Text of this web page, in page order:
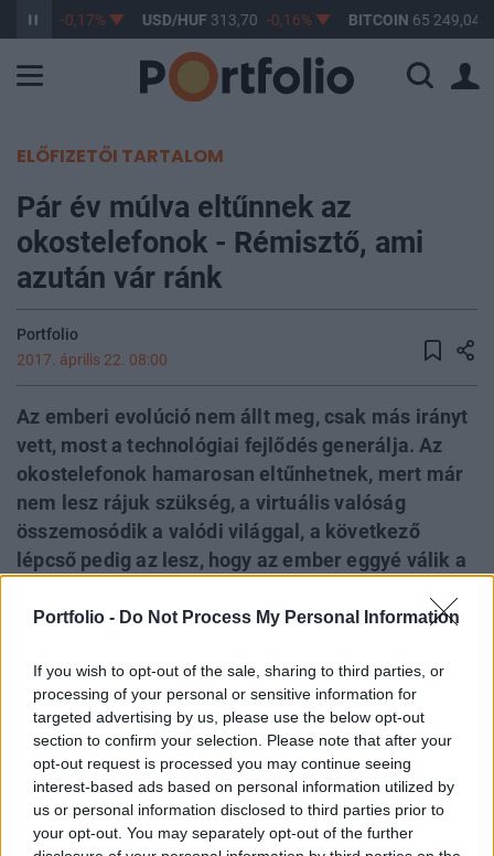
Portfolio - Do Not Process My Personal Information
If you wish to opt-out of the sale, sharing to third parties, or
processing of your personal or sensitive information for
targeted advertising by us, please use the below opt-out
section to confirm your selection. Please note that after your
opt-out request is processed you may continue seeing
interest-based ads based on personal information utilized by
us or personal information disclosed to third parties prior to
your opt-out. You may separately opt-out of the further
362,55 -0,17% USD/HUF313,70 -0,16% BITCOIN65 249,04
ELŐFIZETŐI TARTALOM
Pár év múlva eltűnnek az
okostelefonok - Rémisztő, ami
azután vár ránk
Portfolio
2017. április 22. 08:00
Az emberi evolúció nem állt meg, csak más irányt
vett, most a technológiai fejlődés generálja. Az
okostelefonok hamarosan eltűnhetnek, mert már
nem lesz rájuk szükség, a virtuális valóság
összemosódik a valódi világgal, a következő
lépcső pedig az lesz, hogy az ember eggyé válik a
létszükséglet lesz, a biológiai neurális
számítógépeket, hogy fel tudjuk venni a versenyt
az idővel egyre okosabbá váló mesterséges
intelligenciával. És a végén már az is kérdés lesz,
hogy ki áll a "tápláléklánc csúcsán".
Egy nap, a nem túl távoli jövőben el fognak tűnni az
okostelefonok ugyanúgy, ahogy a csipogók, vagy a faxok